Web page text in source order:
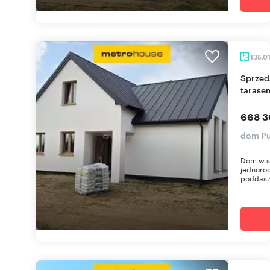
Sprzedam dom deweloperski z ogrodem i
668
dom
Dom w